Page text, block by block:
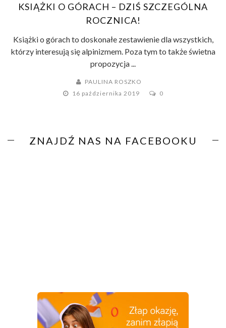
KSIĄŻKI O GÓRACH – DZIŚ SZCZEGÓLNA
ROCZNICA!
Książki o górach to doskonałe zestawienie dla wszystkich,
którzy interesują się alpinizmem. Poza tym to także świetna
propozycja ...
PAULINA ROSZKO
16 października 2019
0
ZNAJDŹ NAS NA FACEBOOKU